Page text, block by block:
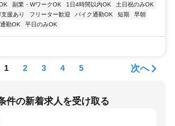
副業・WワークOK 1日4時間以内OK
土日祝のみOK
援あり フリーター歓迎 バイク通勤OK 短期
早朝
勤OK 平日のみOK
1 2 3 4 5 次へ
件の新着求人を受け取る